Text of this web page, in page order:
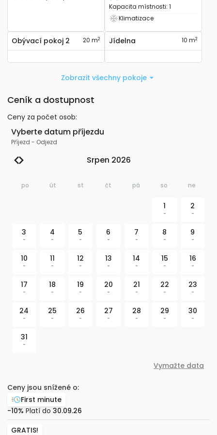
Kapacita místnosti: 1
Má klimatizaci
Klimatizace
Obývací pokoj 2 20 m2 Jídelna 10 m2
Zobrazit všechny pokoje
Ceník a dostupnost
Ceny za počet osob:
Vyberte datum příjezdu
Příjezd - Odjezd
Srpen 2026
po út st čt pá so ne
1
-
2
-
3
-
4
-
5
-
6
-
7
-
8
-
9
-
10
-
11
-
12
-
13
-
14
-
15
-
16
-
17
-
18
-
19
-
20
-
21
-
22
-
23
-
24
-
25
-
26
-
27
-
28
-
29
-
30
-
31
-
Vymažte data
Ceny jsou snížené o:
First minute
-10% Platí do 30.09.26
GRATIS!